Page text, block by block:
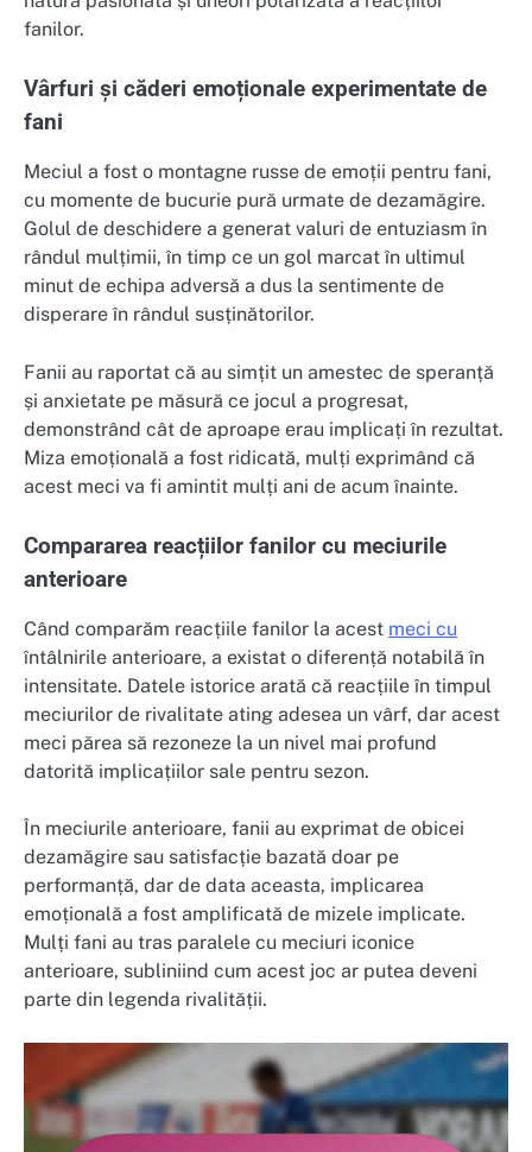
fanilor.
Vârfuri și căderi emoționale experimentate de
fani
Meciul a fost o montagne russe de emoții pentru fani,
cu momente de bucurie pură urmate de dezamăgire.
Golul de deschidere a generat valuri de entuziasm în
rândul mulțimii, în timp ce un gol marcat în ultimul
minut de echipa adversă a dus la sentimente de
disperare în rândul susținătorilor.
Fanii au raportat că au simțit un amestec de speranță
și anxietate pe măsură ce jocul a progresat,
demonstrând cât de aproape erau implicați în rezultat.
Miza emoțională a fost ridicată, mulți exprimând că
acest meci va fi amintit mulți ani de acum înainte.
Compararea reacțiilor fanilor cu meciurile
anterioare
Când comparăm reacțiile fanilor la acest meci cu
întâlnirile anterioare, a existat o diferență notabilă în
intensitate. Datele istorice arată că reacțiile în timpul
meciurilor de rivalitate ating adesea un vârf, dar acest
meci părea să rezoneze la un nivel mai profund
datorită implicațiilor sale pentru sezon.
În meciurile anterioare, fanii au exprimat de obicei
dezamăgire sau satisfacție bazată doar pe
performanță, dar de data aceasta, implicarea
emoțională a fost amplificată de mizele implicate.
Mulți fani au tras paralele cu meciuri iconice
anterioare, subliniind cum acest joc ar putea deveni
parte din legenda rivalității.